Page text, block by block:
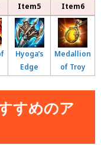
Item5 Item6
Hyoga’s
Edge
Medallion
of Troy
すめのア